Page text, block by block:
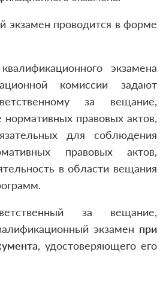
экзамен проводится в форме
экзамена
комиссии задают
за вещание,
нормативных правовых актов,
для соблюдения
правовых актов,
в области вещания
за вещание,
экзамен при
, удостоверяющего его